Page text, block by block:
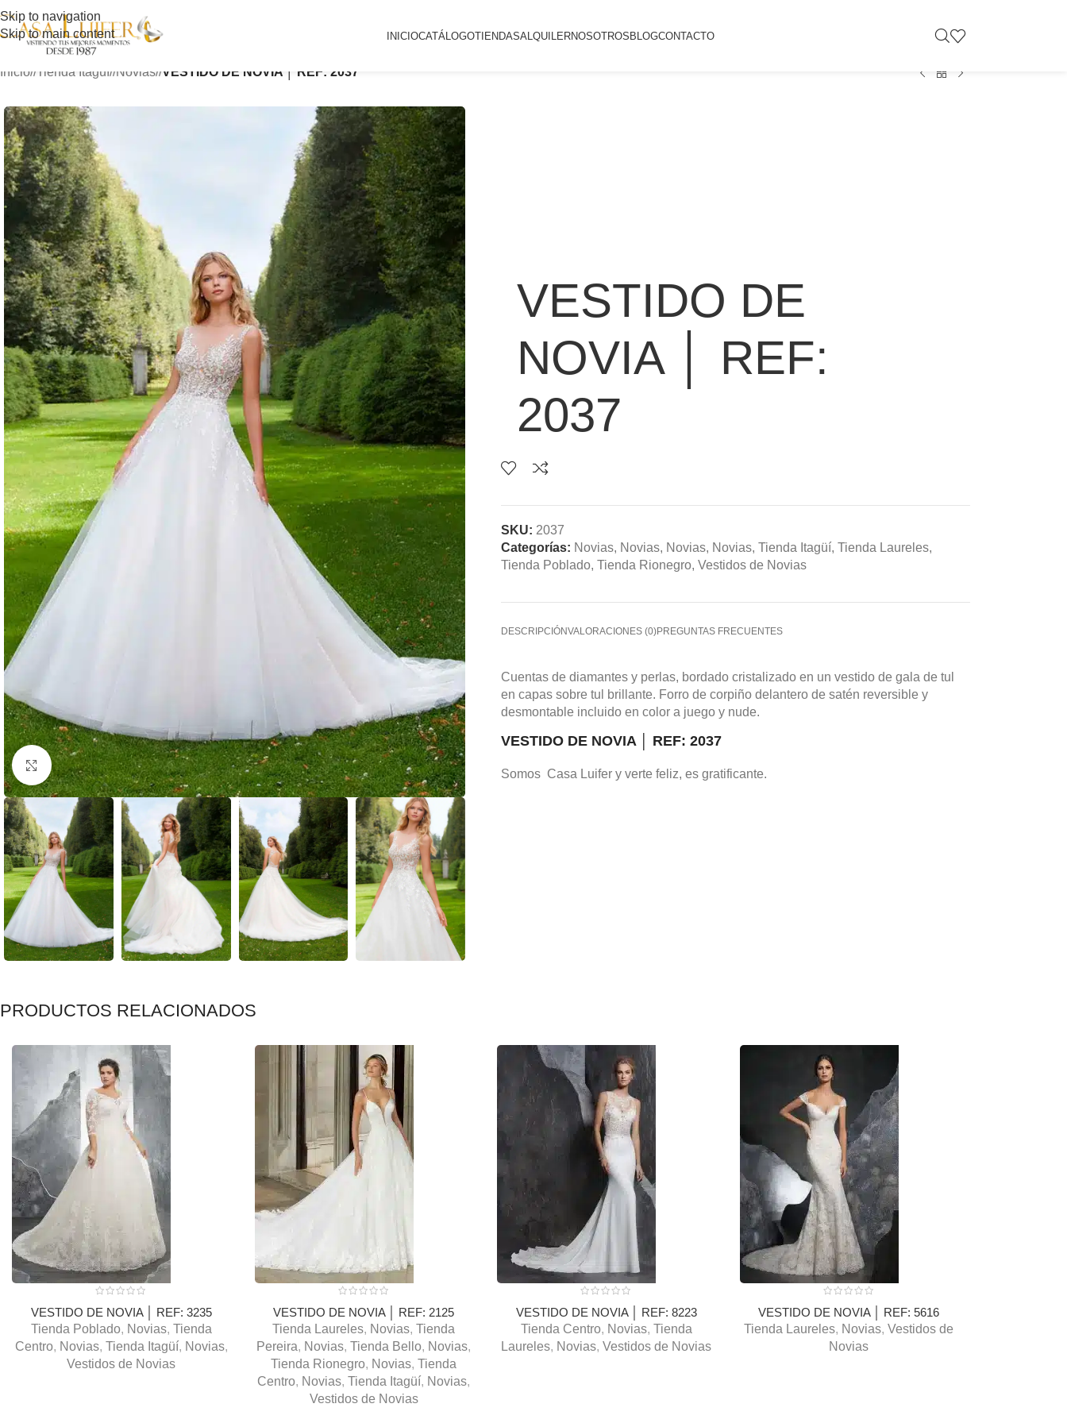
Skip to navigation
Skip to main content
INICIOCATÁLOGOTIENDASALQUILERNOSOTROSBLOGCONTACTO
Inicio/ Tienda Itagüí/ Novias/ VESTIDO DE NOVIA │ REF: 2037
Clic para ampliar
VESTIDO DE
NOVIA │ REF:
2037
SKU: 2037
Categorías: Novias, Novias, Novias, Novias, Tienda Itagüí, Tienda Laureles,
Tienda Poblado, Tienda Rionegro, Vestidos de Novias
DESCRIPCIÓNVALORACIONES (0)PREGUNTAS FRECUENTES
Cuentas de diamantes y perlas, bordado cristalizado en un vestido de gala de tul
en capas sobre tul brillante. Forro de corpiño delantero de satén reversible y
desmontable incluido en color a juego y nude.
VESTIDO DE NOVIA │ REF: 2037
Somos Casa Luifer y verte feliz, es gratificante.
PRODUCTOS RELACIONADOS
VESTIDO DE NOVIA │ REF: 3235
Tienda Poblado, Novias, Tienda
Centro, Novias, Tienda Itagüí, Novias,
Vestidos de Novias
VESTIDO DE NOVIA │ REF: 2125
Tienda Laureles, Novias, Tienda
Pereira, Novias, Tienda Bello, Novias,
Tienda Rionegro, Novias, Tienda
Centro, Novias, Tienda Itagüí, Novias,
Vestidos de Novias
VESTIDO DE NOVIA │ REF: 8223
Tienda Centro, Novias, Tienda
Laureles, Novias, Vestidos de Novias
VESTIDO DE NOVIA │ REF: 5616
Tienda Laureles, Novias, Vestidos de
Novias